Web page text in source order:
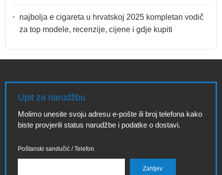
najbolja e cigareta u hrvatskoj 2025 kompletan vodič
za top modele, recenzije, cijene i gdje kupiti
Upit za narudžbu
Molimo unesite svoju adresu e-pošte ili broj telefona kako
biste provjerili status narudžbe i podatke o dostavi.
Poštanski sandučić / Telefon